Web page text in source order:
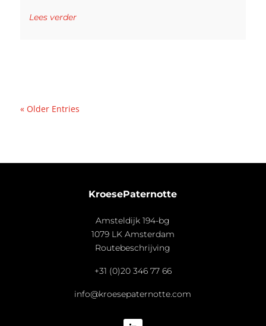
Lees verder
« Older Entries
KroesePaternotte
Amsteldijk 194-bg
1079 LK Amsterdam
Routebeschrijving
+31 (0)20 346 77 66
info@kroesepaternotte.com